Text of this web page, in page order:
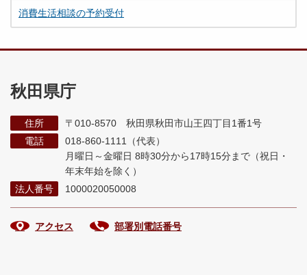
消費生活相談の予約受付
秋田県庁
住所
〒010-8570 秋田県秋田市山王四丁目1番1号
電話
018-860-1111（代表）
月曜日～金曜日 8時30分から17時15分まで （祝日・
年末年始を除く）
法人番号
1000020050008
アクセス 部署別電話番号